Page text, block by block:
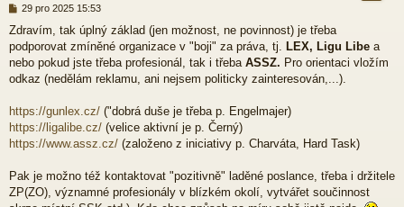
P
í
s
p
ě
k
29 pro 2025 15:53
Zdravím, tak úplný základ (jen možnost, ne povinnost) je třeba
podporovat zmíněné organizace v "boji" za práva, tj. LEX, Ligu Libe a
nebo pokud jste třeba profesionál, tak i třeba ASSZ. Pro orientaci vložím
odkaz (nedělám reklamu, ani nejsem politicky zainteresován,...).
https://gunlex.cz/ ("dobrá duše je třeba p. Engelmajer)
https://ligalibe.cz/ (velice aktivní je p. Černý)
https://www.assz.cz/ (založeno z iniciativy p. Charváta, Hard Task)
Pak je možno též kontaktovat "pozitivně" laděné poslance, třeba i držitele
ZP(ZO), významné profesionály v blízkém okolí, vytvářet součinnost